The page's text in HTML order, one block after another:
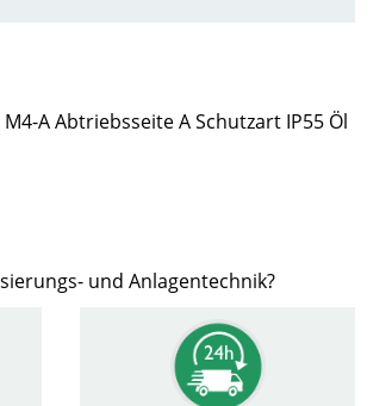
A Abtriebsseite A Schutzart IP55 Öl
und Anlagentechnik?